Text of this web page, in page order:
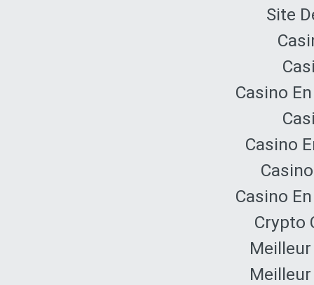
Site
Casino
Casino
Casino
Crypto